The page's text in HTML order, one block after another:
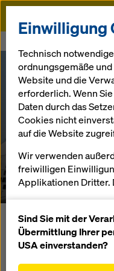
Doka
Referenzen
Deutschland
Die 10 konischen, mit
Bauwerks stellten
Betonflächen.
Einwilligung
Technisch
ordnungsgemäße
Website und die
erforderlich. Wenn
Daten durch das
Cookies nicht
auf die Website
Wir verwenden
freiwilligen
Applikationen Dritter.
die Funktionalität
verbessern
Sind Sie mit der
Übermittlung Ihrer
USA einverstanden?